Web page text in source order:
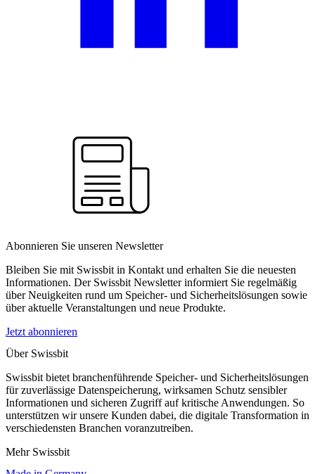
Abonnieren Sie unseren Newsletter
Bleiben Sie mit Swissbit in Kontakt und erhalten Sie die neuesten
Informationen. Der Swissbit Newsletter informiert Sie regelmäßig
über Neuigkeiten rund um Speicher- und Sicherheitslösungen sowie
über aktuelle Veranstaltungen und neue Produkte.
Jetzt abonnieren
Über Swissbit
Swissbit bietet branchenführende Speicher- und Sicherheitslösungen
für zuverlässige Datenspeicherung, wirksamen Schutz sensibler
Informationen und sicheren Zugriff auf kritische Anwendungen. So
unterstützen wir unsere Kunden dabei, die digitale Transformation in
verschiedensten Branchen voranzutreiben.
Mehr Swissbit